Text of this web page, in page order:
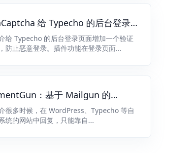
给 Typecho 的后台登录
加一个验证码保护，防止恶意登录
给 Typecho 的后台登录页面增加一个验证
防止恶意登录。插件功能在登录页面...
：基于 Mailgun 的
评论邮件提醒插件
很多时候，在 WordPress、Typecho 等自
统的网站中回复，只能靠自...